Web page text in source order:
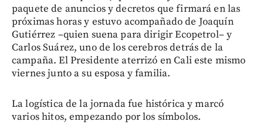
paquete de anuncios y decretos que firmará en las
próximas horas y estuvo acompañado de Joaquín
Gutiérrez –quien suena para dirigir Ecopetrol– y
Carlos Suárez, uno de los cerebros detrás de la
campaña. El Presidente aterrizó en Cali este mismo
viernes junto a su esposa y familia.
La logística de la jornada fue histórica y marcó
varios hitos, empezando por los símbolos.